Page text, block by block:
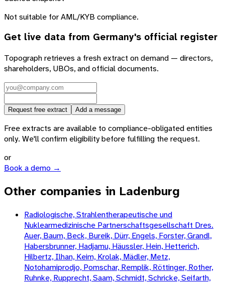
Not suitable for AML/KYB compliance.
Get live data from Germany's official register
Topograph retrieves a fresh extract on demand — directors,
shareholders, UBOs, and official documents.
Request free extract Add a message
Free extracts are available to compliance-obligated entities
only. We'll confirm eligibility before fulfilling the request.
or
Book a demo →
Other companies in Ladenburg
Radiologische, Strahlentherapeutische und
Nuklearmedizinische Partnerschaftsgesellschaft Dres.
Auer, Baum, Beck, Bureik, Dürr, Engels, Forster, Grandl,
Habersbrunner, Hadjamu, Häussler, Hein, Hetterich,
Hilbertz, Ilhan, Keim, Krolak, Mädler, Metz,
Notohamiprodjo, Pomschar, Remplik, Röttinger, Rother,
Ruhnke, Rupprecht, Saam, Schmidt, Schricke, Seifarth,